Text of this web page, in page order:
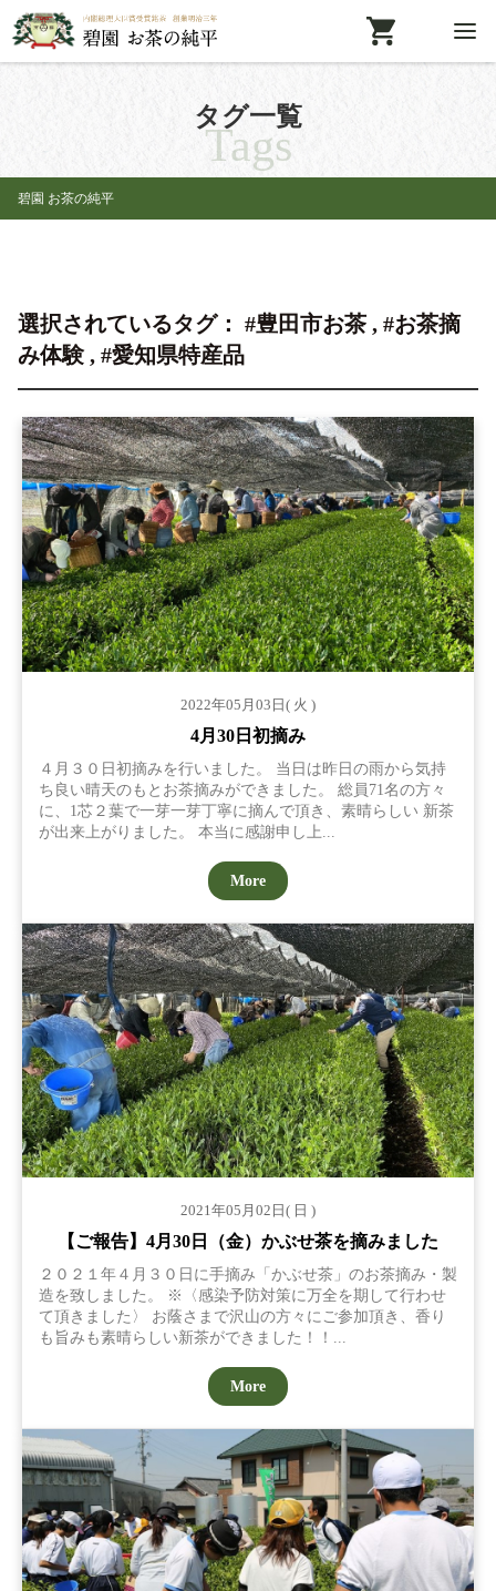
タグ一覧
Tags
碧園 お茶の純平
選択されているタグ： #豊田市お茶 , #お茶摘
み体験 , #愛知県特産品
2022年05月03日( 火 )
4月30日初摘み
４月３０日初摘みを行いました。 当日は昨日の雨から気持
ち良い晴天のもとお茶摘みができました。 総員71名の方々
に、1芯２葉で一芽一芽丁寧に摘んで頂き、素晴らしい 新茶
が出来上がりました。 本当に感謝申し上...
More
2021年05月02日( 日 )
【ご報告】4月30日（金）かぶせ茶を摘みました
２０２１年４月３０日に手摘み「かぶせ茶」のお茶摘み・製
造を致しました。 ※〈感染予防対策に万全を期して行わせ
て頂きました〉 お蔭さまで沢山の方々にご参加頂き、香り
も旨みも素晴らしい新茶ができました！！...
More